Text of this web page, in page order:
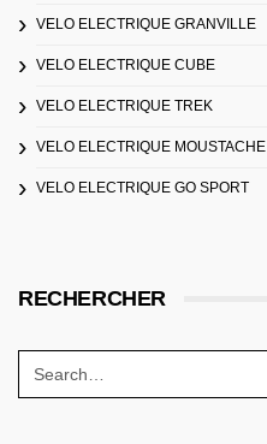
VELO ELECTRIQUE GRANVILLE
VELO ELECTRIQUE CUBE
VELO ELECTRIQUE TREK
VELO ELECTRIQUE MOUSTACHE
VELO ELECTRIQUE GO SPORT
RECHERCHER